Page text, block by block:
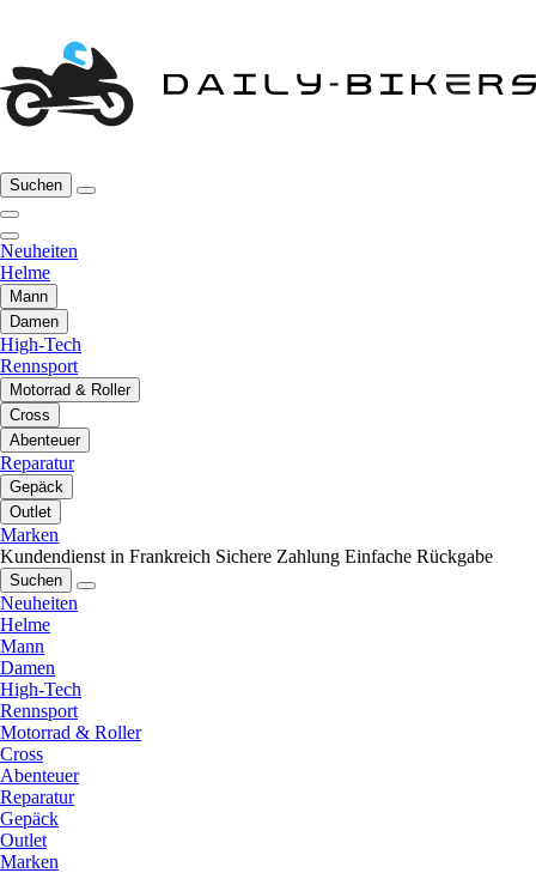
Suchen
Neuheiten
Helme
Mann
Damen
High-Tech
Rennsport
Motorrad & Roller
Cross
Abenteuer
Reparatur
Gepäck
Outlet
Marken
Kundendienst in Frankreich Sichere Zahlung Einfache Rückgabe
Suchen
Neuheiten
Helme
Mann
Damen
High-Tech
Rennsport
Motorrad & Roller
Cross
Abenteuer
Reparatur
Gepäck
Outlet
Marken